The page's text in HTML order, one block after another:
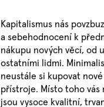
Kapitalismus nás
a sebehodnocení k
nákupu nových věcí, od
ostatními lidmi.
neustále si kupovat
přístroje. Místo toho vás
jsou vysoce kvalitní,